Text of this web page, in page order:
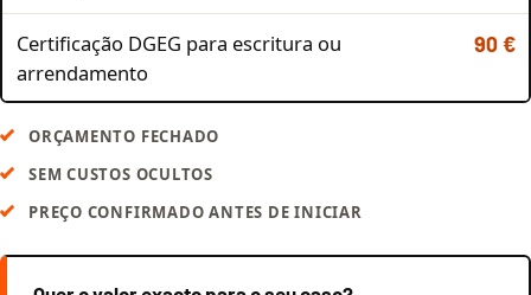
Certificação DGEG para escritura ou
arrendamento
90 €
ORÇAMENTO FECHADO
SEM CUSTOS OCULTOS
PREÇO CONFIRMADO ANTES DE INICIAR